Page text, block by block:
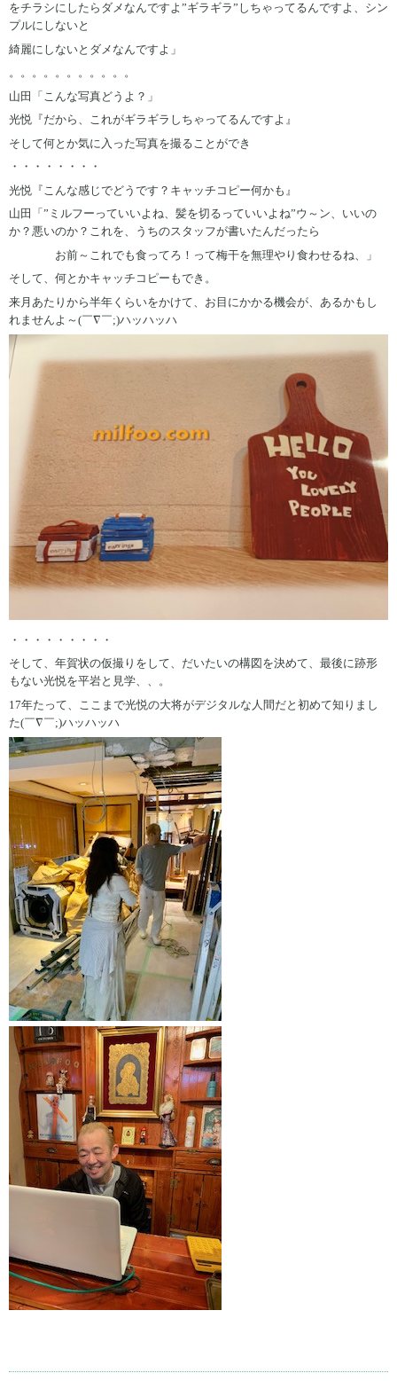
をチラシにしたらダメなんですよ”ギラギラ”しちゃってるんですよ、シン
プルにしないと
綺麗にしないとダメなんですよ」
。。。。。。。。。。。
山田「こんな写真どうよ？」
光悦『だから、これがギラギラしちゃってるんですよ』
そして何とか気に入った写真を撮ることができ
・・・・・・・・
光悦『こんな感じでどうです？キャッチコピー何かも』
山田「”ミルフーっていいよね、髪を切るっていいよね”ウ～ン、いいの
か？悪いのか？これを、うちのスタッフが書いたんだったら
お前～これでも食ってろ！って梅干を無理やり食わせるね、」
そして、何とかキャッチコピーもでき。
来月あたりから半年くらいをかけて、お目にかかる機会が、あるかもし
れませんよ～(￣∇￣;)ハッハッハ
・・・・・・・・・
そして、年賀状の仮撮りをして、だいたいの構図を決めて、最後に跡形
もない光悦を平岩と見学、、。
17年たって、ここまで光悦の大将がデジタルな人間だと初めて知りまし
た(￣∇￣;)ハッハッハ